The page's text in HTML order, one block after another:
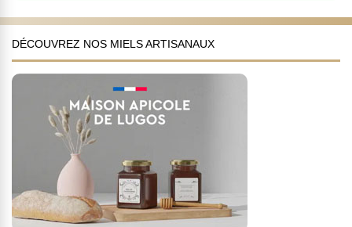
DÉCOUVREZ NOS MIELS ARTISANAUX